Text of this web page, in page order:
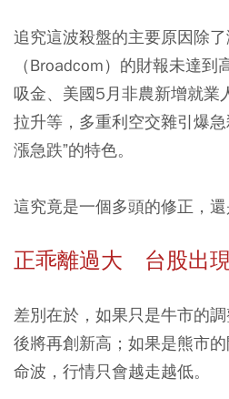
追究這波殺盤的主要原因除
（Broadcom）的財報未達到
吸金、美國5月非農新增就業
拉升等，多重利空交雜引爆
漲急跌”的特色。
這究竟是一個多頭的修正，
正乖離過大 台股出
差別在於，如果只是牛市的
後將再創新高；如果是熊市
命波，行情只會越走越低。